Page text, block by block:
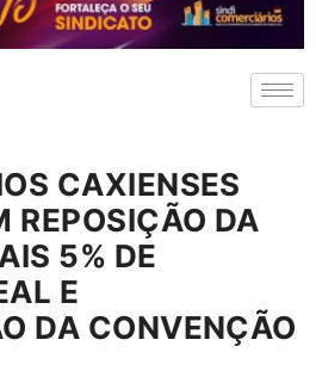
CAXIENSES
REPOSIÇÃO DA
5% DE
E
DA CONVENÇÃO